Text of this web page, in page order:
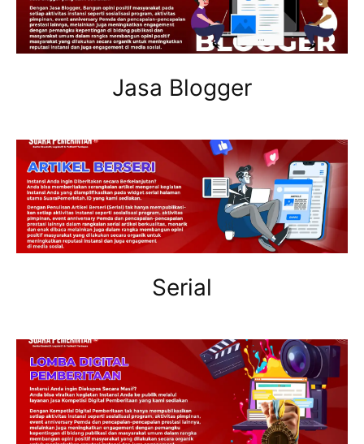
Jasa Blogger
Serial